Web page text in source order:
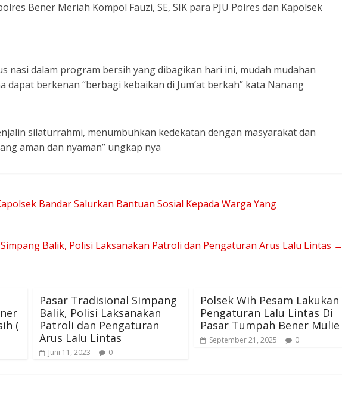
Bener Meriah Kompol Fauzi, SE, SIK para PJU Polres dan Kapolsek
nasi dalam program bersih yang dibagikan hari ini, mudah mudahan
dapat berkenan “berbagi kebaikan di Jum’at berkah” kata Nanang
silaturrahmi, menumbuhkan kedekatan dengan masyarakat dan
aman dan nyaman” ungkap nya
Bandar Salurkan Bantuan Sosial Kepada Warga Yang
Balik, Polisi Laksanakan Patroli dan Pengaturan Arus Lalu Lintas →
(
Pasar Tradisional Simpang
Balik, Polisi Laksanakan
Patroli dan Pengaturan
Arus Lalu Lintas
Juni 11, 2023 0
Polsek Wih Pesam Lakukan
Pengaturan Lalu Lintas Di
Pasar Tumpah Bener Mulie
September 21, 2025 0